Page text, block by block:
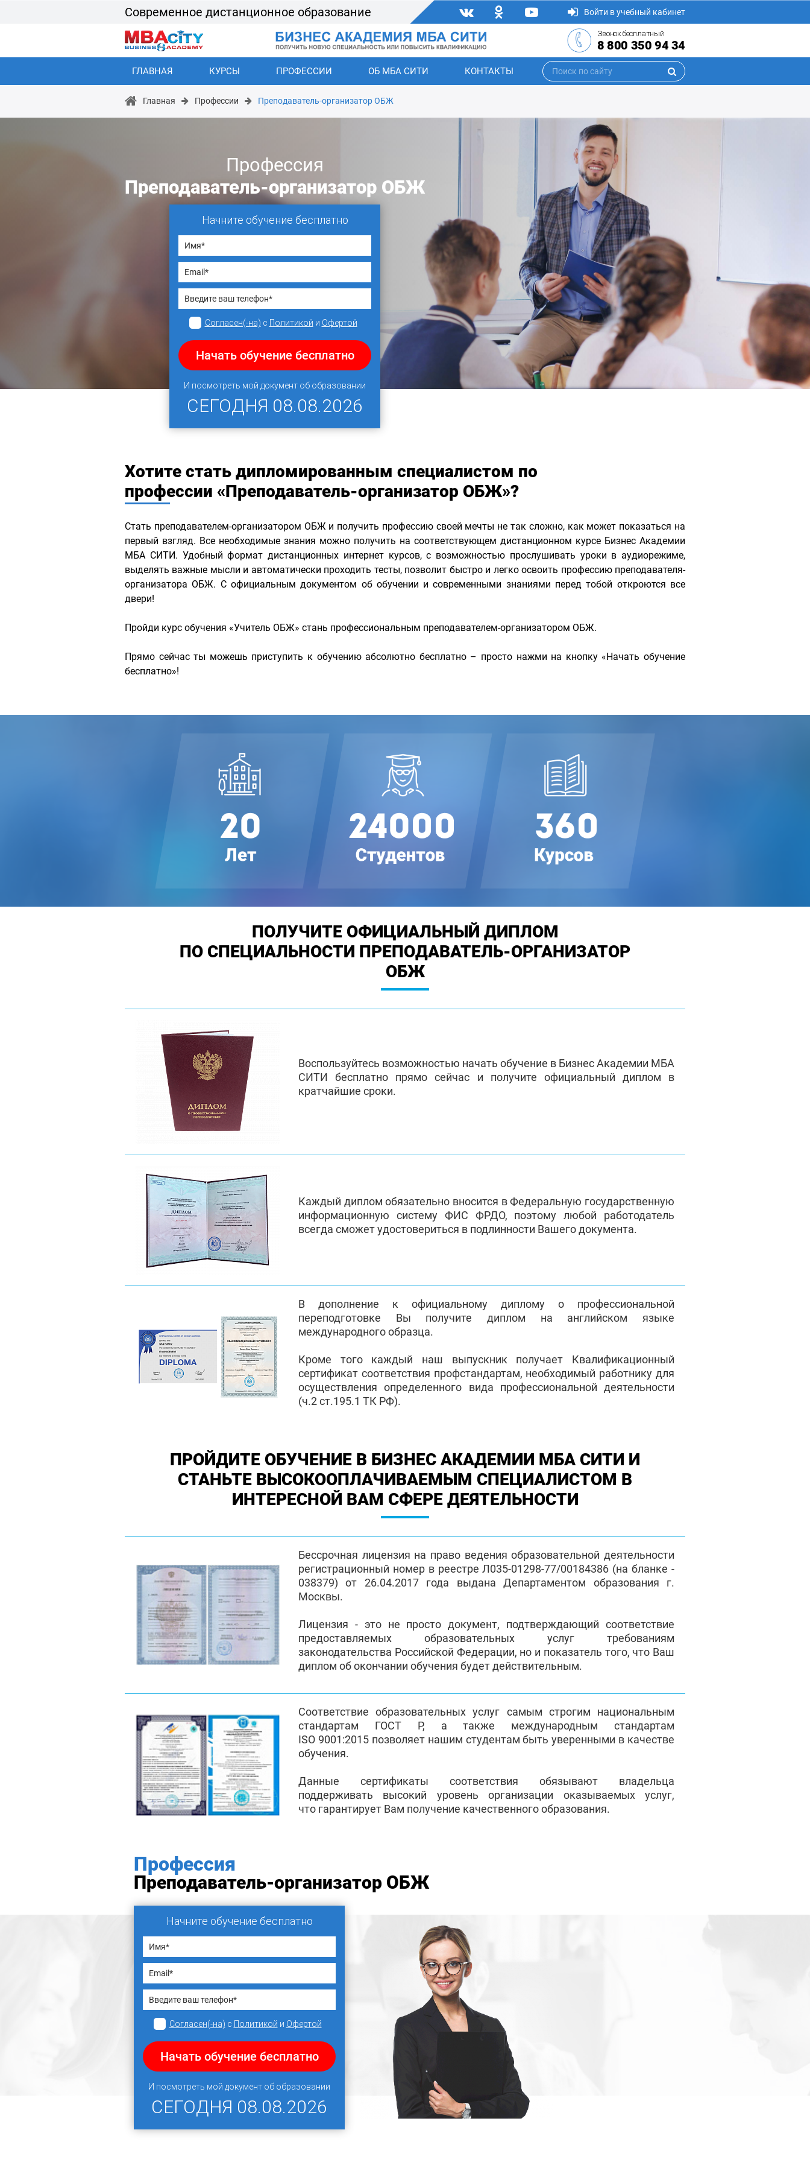
Современное дистанционное образование Войти в учебный кабинет
Звонок бесплатный
8 800 350 94 34
ГЛАВНАЯ КУРСЫ ПРОФЕССИИ ОБ МБА СИТИ КОНТАКТЫ
Главная Профессии Преподаватель-организатор ОБЖ
Профессия
Преподаватель-организатор ОБЖ
Начните обучение бесплатно
Согласен(-на) с Политикой и Офертой
Начать обучение бесплатно
И посмотреть мой документ об образовании
СЕГОДНЯ 08.08.2026
Хотите стать дипломированным специалистом по
профессии «Преподаватель-организатор ОБЖ»?
Стать преподавателем-организатором ОБЖ и получить профессию своей мечты не так сложно, как может показаться на
первый взгляд. Все необходимые знания можно получить на соответствующем дистанционном курсе Бизнес Академии
МБА СИТИ. Удобный формат дистанционных интернет курсов, с возможностью прослушивать уроки в аудиорежиме,
выделять важные мысли и автоматически проходить тесты, позволит быстро и легко освоить профессию преподавателя-
организатора ОБЖ. С официальным документом об обучении и современными знаниями перед тобой откроются все
двери!
Пройди курс обучения «Учитель ОБЖ» стань профессиональным преподавателем-организатором ОБЖ.
Прямо сейчас ты можешь приступить к обучению абсолютно бесплатно – просто нажми на кнопку «Начать обучение
бесплатно»!
ПОЛУЧИТЕ ОФИЦИАЛЬНЫЙ ДИПЛОМ
ПО СПЕЦИАЛЬНОСТИ ПРЕПОДАВАТЕЛЬ-ОРГАНИЗАТОР
ОБЖ
Воспользуйтесь возможностью начать обучение в Бизнес Академии МБА
СИТИ бесплатно прямо сейчас и получите официальный диплом в
кратчайшие сроки.
Каждый диплом обязательно вносится в Федеральную государственную
информационную систему ФИС ФРДО, поэтому любой работодатель
всегда сможет удостовериться в подлинности Вашего документа.
В дополнение к официальному диплому о профессиональной
переподготовке Вы получите диплом на английском языке
международного образца.
Кроме того каждый наш выпускник получает Квалификационный
сертификат соответствия профстандартам, необходимый работнику для
осуществления определенного вида профессиональной деятельности
(ч.2 ст.195.1 ТК РФ).
ПРОЙДИТЕ ОБУЧЕНИЕ В БИЗНЕС АКАДЕМИИ МБА СИТИ И
СТАНЬТЕ ВЫСОКООПЛАЧИВАЕМЫМ СПЕЦИАЛИСТОМ В
ИНТЕРЕСНОЙ ВАМ СФЕРЕ ДЕЯТЕЛЬНОСТИ
Бессрочная лицензия на право ведения образовательной деятельности
регистрационный номер в реестре Л035-01298-77/00184386 (на бланке -
038379) от 26.04.2017 года выдана Департаментом образования г.
Москвы.
Лицензия - это не просто документ, подтверждающий соответствие
предоставляемых образовательных услуг требованиям
законодательства Российской Федерации, но и показатель того, что Ваш
диплом об окончании обучения будет действительным.
Соответствие образовательных услуг самым строгим национальным
стандартам ГОСТ Р, а также международным стандартам
ISO 9001:2015 позволяет нашим студентам быть уверенными в качестве
обучения.
Данные сертификаты соответствия обязывают владельца
поддерживать высокий уровень организации оказываемых услуг,
что гарантирует Вам получение качественного образования.
Профессия
Преподаватель-организатор ОБЖ
Начните обучение бесплатно
Согласен(-на) с Политикой и Офертой
Начать обучение бесплатно
И посмотреть мой документ об образовании
СЕГОДНЯ 08.08.2026